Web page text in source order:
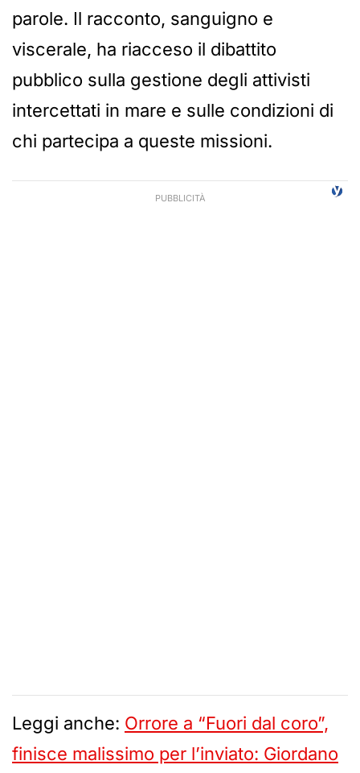
parole. Il racconto, sanguigno e
viscerale, ha riacceso il dibattito
pubblico sulla gestione degli attivisti
intercettati in mare e sulle condizioni di
chi partecipa a queste missioni.
Leggi anche: Orrore a “Fuori dal coro”,
finisce malissimo per l’inviato: Giordano